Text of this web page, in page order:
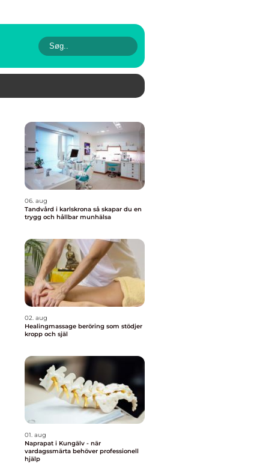
06. aug
Tandvård i karlskrona så skapar du en
trygg och hållbar munhälsa
02. aug
Healingmassage beröring som stödjer
kropp och själ
01. aug
Naprapat i Kungälv - när
vardagssmärta behöver professionell
hjälp